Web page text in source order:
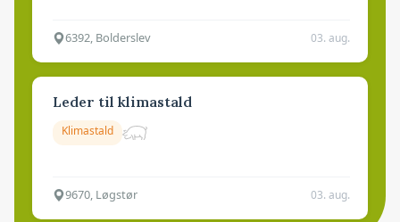
6392, Bolderslev 03. aug.
Leder til klimastald
Klimastald
9670, Løgstør 03. aug.